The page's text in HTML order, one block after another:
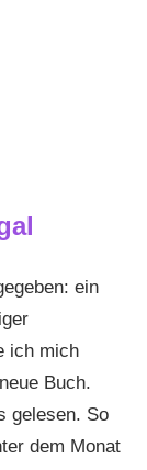
ein
ich mich
Buch.
gelesen. So
dem Monat